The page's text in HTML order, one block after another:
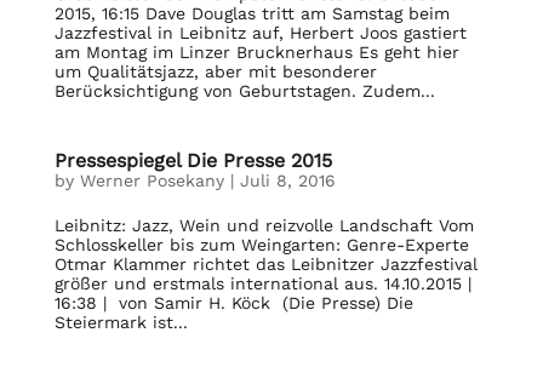
2015, 16:15 Dave Douglas tritt am Samstag beim
Jazzfestival in Leibnitz auf, Herbert Joos gastiert
am Montag im Linzer Brucknerhaus Es geht hier
um Qualitätsjazz, aber mit besonderer
Berücksichtigung von Geburtstagen. Zudem...
Pressespiegel Die Presse 2015
by Werner Posekany| Juli 8, 2016
Leibnitz: Jazz, Wein und reizvolle Landschaft Vom
Schlosskeller bis zum Weingarten: Genre-Experte
Otmar Klammer richtet das Leibnitzer Jazzfestival
größer und erstmals international aus. 14.10.2015 |
16:38 | von Samir H. Köck (Die Presse) Die
Steiermark ist...